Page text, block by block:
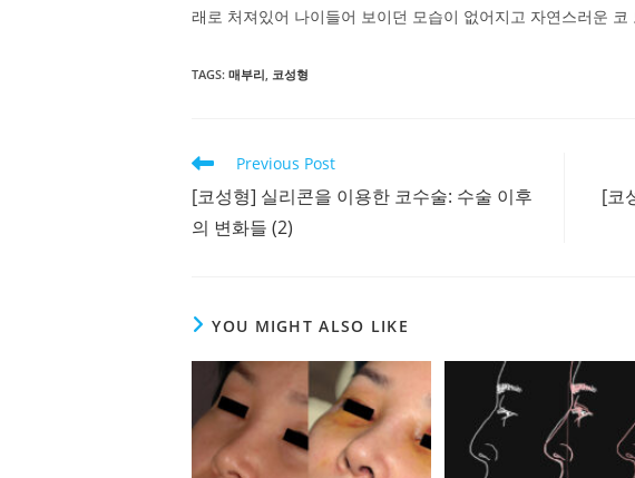
래로 처져있어 나이들어 보이던 모습이 없어지고 자연스러운 코
TAGS: 매부리, 코성형
Read
articles
Previous Post
[코성형] 실리콘을 이용한 코수술: 수술 이후
의 변화들 (2)
[코
YOU MIGHT ALSO LIKE